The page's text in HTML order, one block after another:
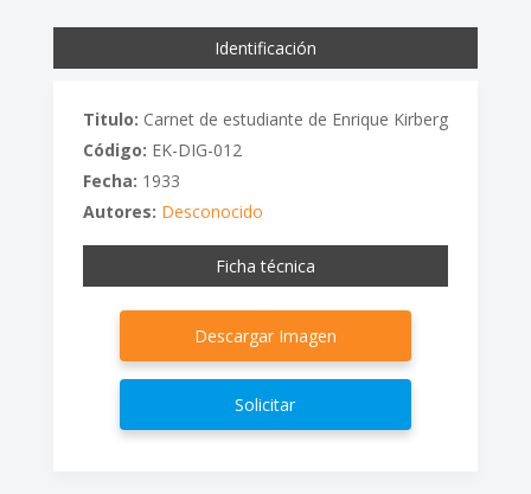
Identificación
Titulo: Carnet de estudiante de Enrique Kirberg
Código: EK-DIG-012
Fecha: 1933
Autores: Desconocido
Ficha técnica
Descargar Imagen
Solicitar